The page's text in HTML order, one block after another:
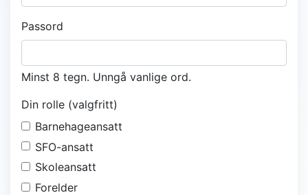
Passord
Minst 8 tegn. Unngå vanlige ord.
Din rolle (valgfritt)
Barnehageansatt
SFO-ansatt
Skoleansatt
Forelder